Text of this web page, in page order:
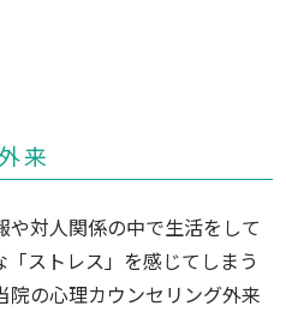
来
対人関係の中で生活をして
ストレス」を感じてしまう
院の心理カウンセリング外来